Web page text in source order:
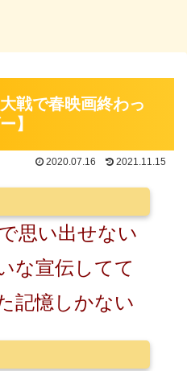
戦で春映画終わっ
】
2020.07.16 2021.11.15
思い出せない
な宣伝してて
記憶しかない